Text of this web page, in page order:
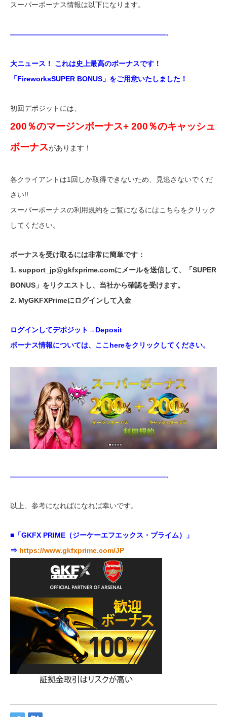
スーパーボーナス情報は以下になります。
——————————————————————-
大ニュース！ これは史上最高のボーナスです！
「FireworksSUPER BONUS」をご用意いたしました！
初回デポジットには、
200％のマージンボーナス+ 200％のキャッシュ
ボーナスがあります！
各クライアントは1回しか取得できないため、見逃さないでくだ
さい!!
スーパーボーナスの利用規約をご覧になるにはこちらをクリック
してください。
ボーナスを受け取るには非常に簡単です：
1. support_jp@gkfxprime.comにメールを送信して、「SUPER
BONUS」をリクエストし、当社から確認を受けます。
2. MyGKFXPrimeにログインして入金
ログインしてデポジット→ Deposit
ボーナス情報については、ここhereをクリックしてください。
——————————————————————-
以上、参考になればになれば幸いです。
■「GKFX PRIME（ジーケーエフエックス・プライム）」
⇒ https://www.gkfxprime.com/JP